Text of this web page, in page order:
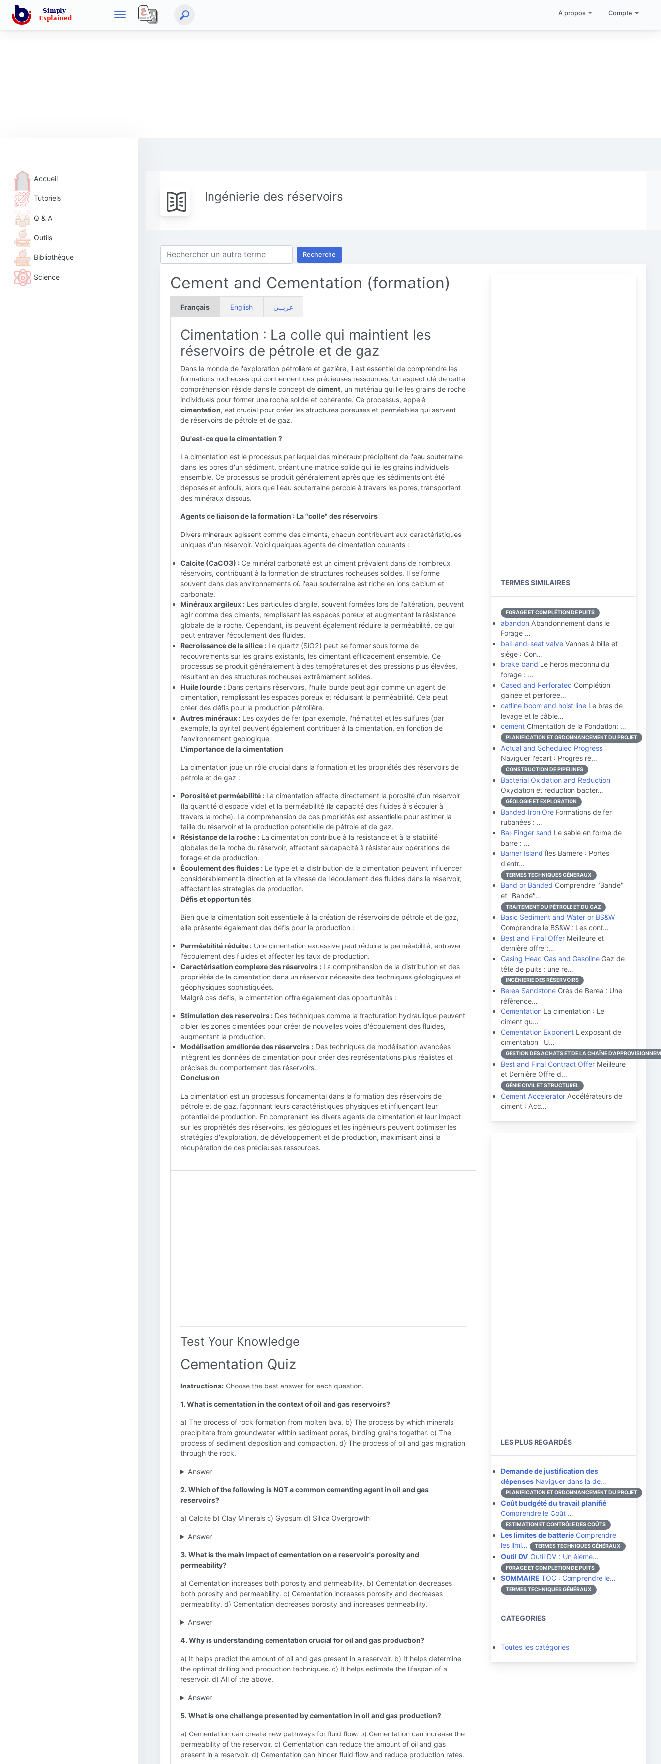
A propos Compte
Accueil
Tutoriels
Q & A
Outils
Bibliothèque
Science
Ingénierie des réservoirs
Recherche
Cement and Cementation (formation)
Français English عربــي
Cimentation : La colle qui maintient les
réservoirs de pétrole et de gaz
Dans le monde de l'exploration pétrolière et gazière, il est essentiel de comprendre les
formations rocheuses qui contiennent ces précieuses ressources. Un aspect clé de cette
compréhension réside dans le concept de ciment, un matériau qui lie les grains de roche
individuels pour former une roche solide et cohérente. Ce processus, appelé
cimentation, est crucial pour créer les structures poreuses et perméables qui servent
de réservoirs de pétrole et de gaz.
Qu'est-ce que la cimentation ?
La cimentation est le processus par lequel des minéraux précipitent de l'eau souterraine
dans les pores d'un sédiment, créant une matrice solide qui lie les grains individuels
ensemble. Ce processus se produit généralement après que les sédiments ont été
déposés et enfouis, alors que l'eau souterraine percole à travers les pores, transportant
des minéraux dissous.
Agents de liaison de la formation : La "colle" des réservoirs
Divers minéraux agissent comme des ciments, chacun contribuant aux caractéristiques
uniques d'un réservoir. Voici quelques agents de cimentation courants :
Calcite (CaCO3) : Ce minéral carbonaté est un ciment prévalent dans de nombreux
réservoirs, contribuant à la formation de structures rocheuses solides. Il se forme
souvent dans des environnements où l'eau souterraine est riche en ions calcium et
carbonate.
Minéraux argileux : Les particules d'argile, souvent formées lors de l'altération, peuvent
agir comme des ciments, remplissant les espaces poreux et augmentant la résistance
globale de la roche. Cependant, ils peuvent également réduire la perméabilité, ce qui
peut entraver l'écoulement des fluides.
Recroissance de la silice : Le quartz (SiO2) peut se former sous forme de
recouvrements sur les grains existants, les cimentant efficacement ensemble. Ce
processus se produit généralement à des températures et des pressions plus élevées,
résultant en des structures rocheuses extrêmement solides.
Huile lourde : Dans certains réservoirs, l'huile lourde peut agir comme un agent de
cimentation, remplissant les espaces poreux et réduisant la perméabilité. Cela peut
créer des défis pour la production pétrolière.
Autres minéraux : Les oxydes de fer (par exemple, l'hématite) et les sulfures (par
exemple, la pyrite) peuvent également contribuer à la cimentation, en fonction de
l'environnement géologique.
L'importance de la cimentation
La cimentation joue un rôle crucial dans la formation et les propriétés des réservoirs de
pétrole et de gaz :
Porosité et perméabilité : La cimentation affecte directement la porosité d'un réservoir
(la quantité d'espace vide) et la perméabilité (la capacité des fluides à s'écouler à
travers la roche). La compréhension de ces propriétés est essentielle pour estimer la
taille du réservoir et la production potentielle de pétrole et de gaz.
Résistance de la roche : La cimentation contribue à la résistance et à la stabilité
globales de la roche du réservoir, affectant sa capacité à résister aux opérations de
forage et de production.
Écoulement des fluides : Le type et la distribution de la cimentation peuvent influencer
considérablement la direction et la vitesse de l'écoulement des fluides dans le réservoir,
affectant les stratégies de production.
Défis et opportunités
Bien que la cimentation soit essentielle à la création de réservoirs de pétrole et de gaz,
elle présente également des défis pour la production :
Perméabilité réduite : Une cimentation excessive peut réduire la perméabilité, entraver
l'écoulement des fluides et affecter les taux de production.
Caractérisation complexe des réservoirs : La compréhension de la distribution et des
propriétés de la cimentation dans un réservoir nécessite des techniques géologiques et
géophysiques sophistiquées.
Malgré ces défis, la cimentation offre également des opportunités :
Stimulation des réservoirs : Des techniques comme la fracturation hydraulique peuvent
cibler les zones cimentées pour créer de nouvelles voies d'écoulement des fluides,
augmentant la production.
Modélisation améliorée des réservoirs : Des techniques de modélisation avancées
intègrent les données de cimentation pour créer des représentations plus réalistes et
précises du comportement des réservoirs.
Conclusion
La cimentation est un processus fondamental dans la formation des réservoirs de
pétrole et de gaz, façonnant leurs caractéristiques physiques et influençant leur
potentiel de production. En comprenant les divers agents de cimentation et leur impact
sur les propriétés des réservoirs, les géologues et les ingénieurs peuvent optimiser les
stratégies d'exploration, de développement et de production, maximisant ainsi la
récupération de ces précieuses ressources.
Test Your Knowledge
Cementation Quiz
Instructions: Choose the best answer for each question.
1. What is cementation in the context of oil and gas reservoirs?
a) The process of rock formation from molten lava. b) The process by which minerals
precipitate from groundwater within sediment pores, binding grains together. c) The
process of sediment deposition and compaction. d) The process of oil and gas migration
through the rock.
Answer
2. Which of the following is NOT a common cementing agent in oil and gas
reservoirs?
a) Calcite b) Clay Minerals c) Gypsum d) Silica Overgrowth
Answer
3. What is the main impact of cementation on a reservoir's porosity and
permeability?
a) Cementation increases both porosity and permeability. b) Cementation decreases
both porosity and permeability. c) Cementation increases porosity and decreases
permeability. d) Cementation decreases porosity and increases permeability.
Answer
4. Why is understanding cementation crucial for oil and gas production?
a) It helps predict the amount of oil and gas present in a reservoir. b) It helps determine
the optimal drilling and production techniques. c) It helps estimate the lifespan of a
reservoir. d) All of the above.
Answer
5. What is one challenge presented by cementation in oil and gas production?
a) Cementation can create new pathways for fluid flow. b) Cementation can increase the
permeability of the reservoir. c) Cementation can reduce the amount of oil and gas
present in a reservoir. d) Cementation can hinder fluid flow and reduce production rates.
TERMES SIMILAIRES
FORAGE ET COMPLÉTION DE PUITS
abandon Abandonnement dans le
Forage …
ball-and-seat valve Vannes à bille et
siège : Con…
brake band Le héros méconnu du
forage : …
Cased and Perforated Complétion
gainée et perforée…
catline boom and hoist line Le bras de
levage et le câble…
cement Cimentation de la Fondation: …
PLANIFICATION ET ORDONNANCEMENT DU PROJET
Actual and Scheduled Progress
Naviguer l'écart : Progrès ré…
CONSTRUCTION DE PIPELINES
Bacterial Oxidation and Reduction
Oxydation et réduction bactér…
GÉOLOGIE ET EXPLORATION
Banded Iron Ore Formations de fer
rubanées : …
Bar-Finger sand Le sable en forme de
barre : …
Barrier Island Îles Barrière : Portes
d'entr…
TERMES TECHNIQUES GÉNÉRAUX
Band or Banded Comprendre "Bande"
et "Bandé"…
TRAITEMENT DU PÉTROLE ET DU GAZ
Basic Sediment and Water or BS&W
Comprendre le BS&W : Les cont…
Best and Final Offer Meilleure et
dernière offre :…
Casing Head Gas and Gasoline Gaz de
tête de puits : une re…
INGÉNIERIE DES RÉSERVOIRS
Berea Sandstone Grès de Berea : Une
référence…
Cementation La cimentation : Le
ciment qu…
Cementation Exponent L'exposant de
cimentation : U…
GESTION DES ACHATS ET DE LA CHAÎNE
Best and Final Contract Offer Meilleure
et Dernière Offre d…
GÉNIE CIVIL ET STRUCTUREL
Cement Accelerator Accélérateurs de
ciment : Acc…
LES PLUS REGARDÉS
Demande de justification des
dépenses Naviguer dans la de…
PLANIFICATION ET ORDONNANCEMENT DU PROJET
Coût budgété du travail planifié
Comprendre le Coût …
ESTIMATION ET CONTRÔLE DES COÛTS
Les limites de batterie Comprendre
les limi…
TERMES TECHNIQUES GÉNÉRAUX
Outil DV Outil DV : Un éléme…
FORAGE ET COMPLÉTION DE PUITS
SOMMAIRE TOC : Comprendre le…
TERMES TECHNIQUES GÉNÉRAUX
CATEGORIES
Toutes les catégories